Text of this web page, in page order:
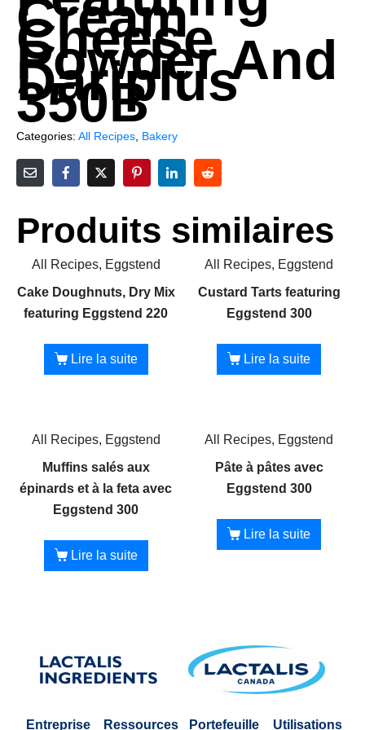
Cream
Cheese
Powder And
Dariplus
350B
Categories: All Recipes, Bakery
Produits similaires
All Recipes, Eggstend
Cake Doughnuts, Dry Mix
featuring Eggstend 220
Lire la suite
All Recipes, Eggstend
Custard Tarts featuring
Eggstend 300
Lire la suite
All Recipes, Eggstend
Muffins salés aux
épinards et à la feta avec
Eggstend 300
Lire la suite
All Recipes, Eggstend
Pâte à pâtes avec
Eggstend 300
Lire la suite
Entreprise Ressources Portefeuille Utilisations